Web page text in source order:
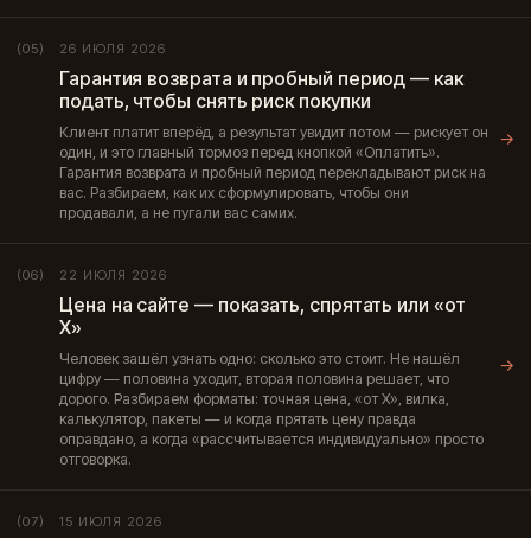
(05) 26 ИЮЛЯ 2026
Гарантия возврата и пробный период — как
подать, чтобы снять риск покупки
Клиент платит вперёд, а результат увидит потом — рискует он
один, и это главный тормоз перед кнопкой «Оплатить».
Гарантия возврата и пробный период перекладывают риск на
вас. Разбираем, как их сформулировать, чтобы они
продавали, а не пугали вас самих.
→
(06) 22 ИЮЛЯ 2026
Цена на сайте — показать, спрятать или «от
X»
Человек зашёл узнать одно: сколько это стоит. Не нашёл
цифру — половина уходит, вторая половина решает, что
дорого. Разбираем форматы: точная цена, «от X», вилка,
калькулятор, пакеты — и когда прятать цену правда
оправдано, а когда «рассчитывается индивидуально» просто
отговорка.
→
(07) 15 ИЮЛЯ 2026